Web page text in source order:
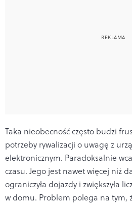
Taka nieobecność często budzi
potrzeby rywalizacji o uwagę z
elektronicznym. Paradoksalnie
czasu. Jego jest nawet więcej niż
ograniczyła dojazdy i zwiększyła
w domu. Problem polega na tym,